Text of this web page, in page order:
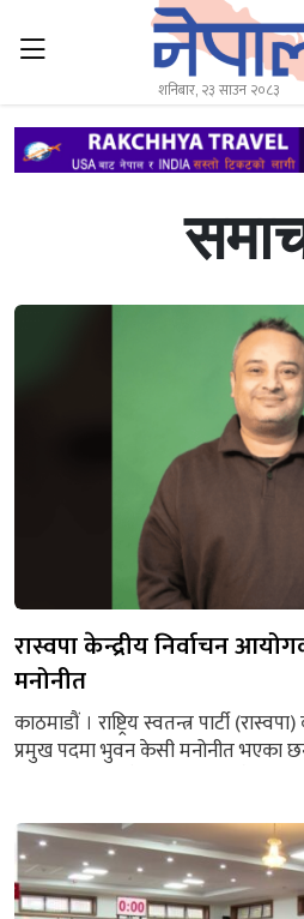
शनिबार, २३ साउन २०८३
रास्वपा केन्द्रीय निर्वाचन
मनोनीत
काठमाडौं । राष्ट्रिय स्वतन्त्र पार्टी
प्रमुख पदमा भुवन केसी मनोनीत भएका
हस्तान्तरण गर्दै केसीलाई नयाँ
जानकारी दिएका छन् । काठमाडौं क्षेत्र